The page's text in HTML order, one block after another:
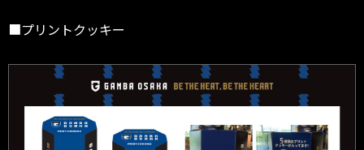
■プリントクッキー